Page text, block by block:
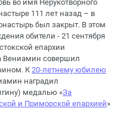
во имя Нерукотворного
111 лет назад – в
был закрыт. В этом
обители - 21 сентября
епархии
Вениамин совершил
К 20-летнему юбилею
наградил
медалью «За
и Приморской епархией»